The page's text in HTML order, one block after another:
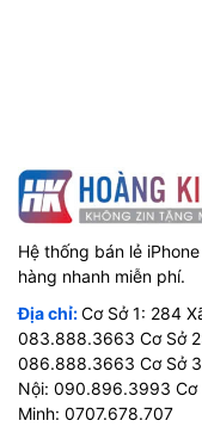
Hệ thống bán lẻ
hàng nhanh miễn phí.
Địa chỉ:Cơ Sở 1: 284
083.888.3663 Cơ Sở
086.888.3663 Cơ Sở
Nội: 090.896.3993 Cơ
Minh: 0707.678.707